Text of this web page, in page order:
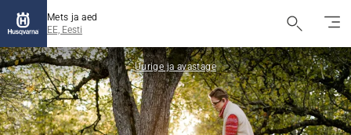
Mets ja aed
EE, Eesti
Uurige ja avastage